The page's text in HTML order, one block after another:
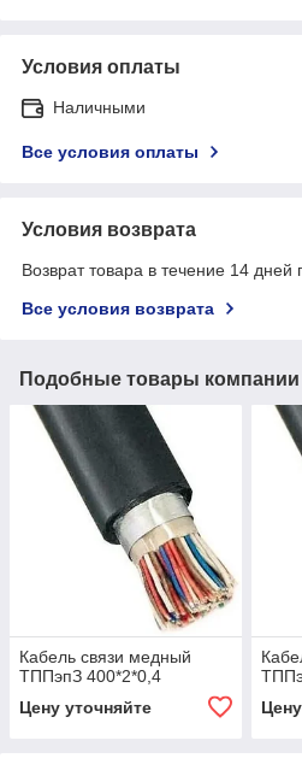
Условия оплаты
Наличными
Все условия оплаты
Условия возврата
Возврат товара в течение 14 дней
Все условия возврата
Подобные товары компании
Кабель связи медный
ТППэпЗ 400*2*0,4
Цену уточняйте